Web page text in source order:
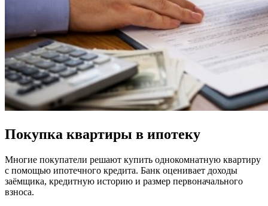
Покупка квартиры в ипотеку
Многие покупатели решают купить однокомнатную квартиру
с помощью ипотечного кредита. Банк оценивает доходы
заёмщика, кредитную историю и размер первоначального
взноса.